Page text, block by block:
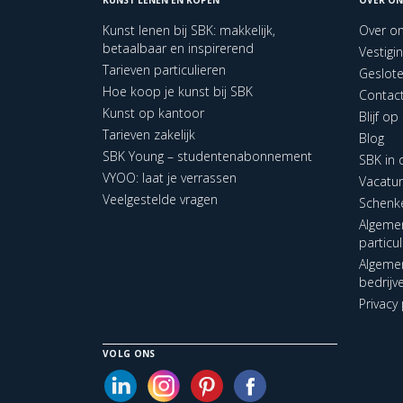
Kunst lenen bij SBK: makkelijk,
betaalbaar en inspirerend
Tarieven particulieren
Hoe koop je kunst bij SBK
Kunst op kantoor
Tarieven zakelijk
SBK Young – studentenabonnement
VYOO: laat je verrassen
Veelgestelde vragen
Over
Blijf op
Blog
SBK in
VOLG ONS